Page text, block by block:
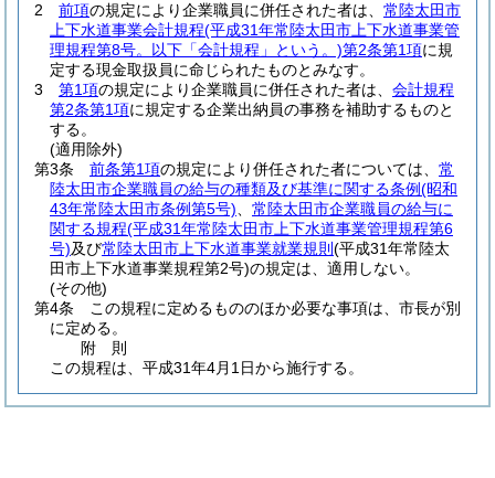
2
前項の規定により企業職員に併任された者は、 常陸太田市
上下水道事業会計規程(平成31年常陸太田市上下水道事業管
理規程第8号。以下「会計規程」という。)第2条第1項に規
定する現金取扱員に命じられたものとみなす。
3
第1項の規定により企業職員に併任された者は、 会計規程
第2条第1項に規定する企業出納員の事務を補助するものと
する。
(適用除外)
第3条
前条第1項の規定により併任された者については、 常
陸太田市企業職員の給与の種類及び基準に関する条例(昭和
43年常陸太田市条例第5号)
常陸太田市企業職員の給与に
関する規程(平成31年常陸太田市上下水道事業管理規程第6
号)及び常陸太田市上下水道事業就業規則 (平成31年常陸太
田市上下水道事業規程第2号)の規定は、適用しない。
(その他)
第4条
この規程に定めるもののほか必要な事項は、市長が別
に定める。
附 則
この規程は、平成31年4月1日から施行する。